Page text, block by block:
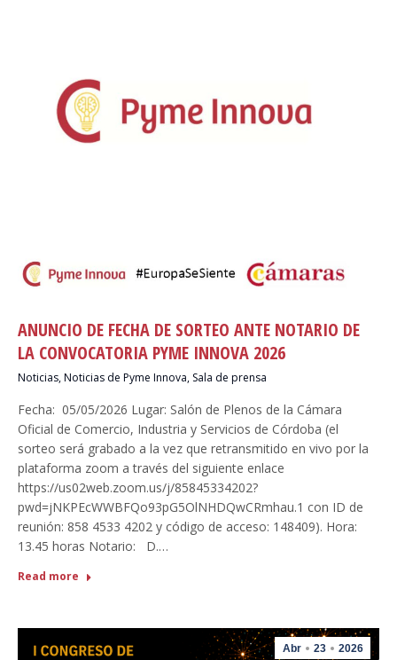
ANUNCIO DE FECHA DE SORTEO ANTE NOTARIO DE
LA CONVOCATORIA PYME INNOVA 2026
Noticias,Noticias de Pyme Innova, Sala de prensa
Fecha: 05/05/2026 Lugar: Salón de Plenos de la Cámara
Oficial de Comercio, Industria y Servicios de Córdoba (el
sorteo será grabado a la vez que retransmitido en vivo por la
plataforma zoom a través del siguiente enlace
https://us02web.zoom.us/j/85845334202?
pwd=jNKPEcWWBFQo93pG5OlNHDQwCRmhau.1 con ID de
reunión: 858 4533 4202 y código de acceso: 148409). Hora:
13.45 horas Notario: D.…
Read more
Abr 23 2026